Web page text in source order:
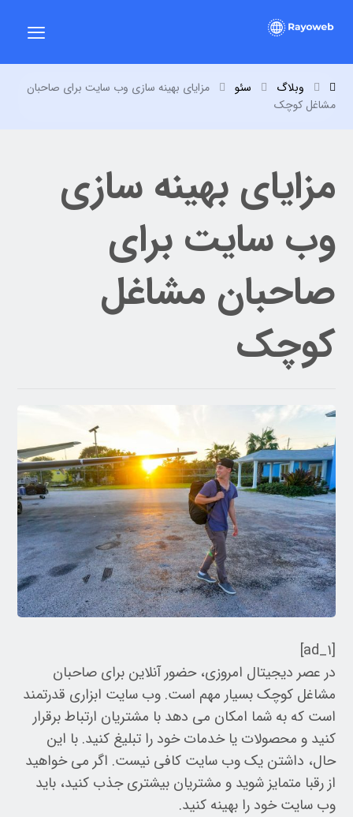
وبلاگ سئو
مزایای بهینه سازی وب سایت برای صاحبان
مشاغل کوچک
مزایای بهینه سازی
وب سایت برای
صاحبان مشاغل
کوچک
[ad_۱]
در عصر دیجیتال امروزی، حضور آنلاین برای صاحبان
مشاغل کوچک بسیار مهم است. وب سایت ابزاری قدرتمند
است که به شما امکان می دهد با مشتریان ارتباط برقرار
کنید و محصولات یا خدمات خود را تبلیغ کنید. با این
حال، داشتن یک وب سایت کافی نیست. اگر می خواهید
از رقبا متمایز شوید و مشتریان بیشتری جذب کنید، باید
وب سایت خود را بهینه کنید.